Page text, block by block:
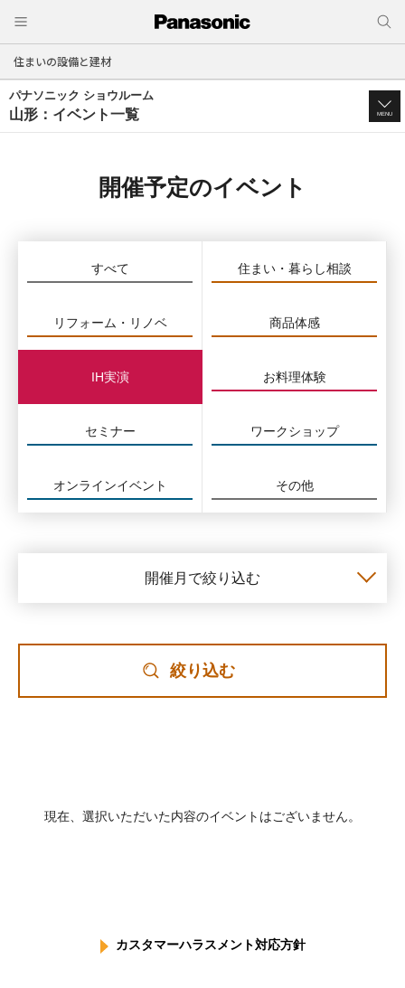
住まいの設備と建材
パナソニック ショウルーム
山形：イベント一覧 MENU
開催予定のイベント
すべて 住まい・暮らし相談
リフォーム・リノベ 商品体感
IH実演 お料理体験
セミナー ワークショップ
オンラインイベント その他
開催月で絞り込む
絞り込む
現在、選択いただいた内容のイベントはございません。
カスタマーハラスメント対応方針